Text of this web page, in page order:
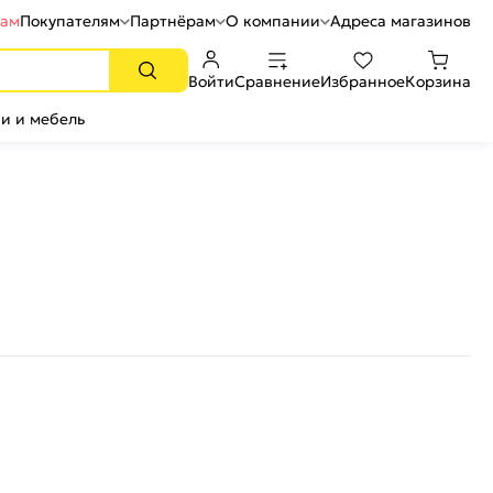
Покупателям Партнёрам О компании Адреса магазинов
ВойтиСравнениеИзбранноеКорзина
и мебель